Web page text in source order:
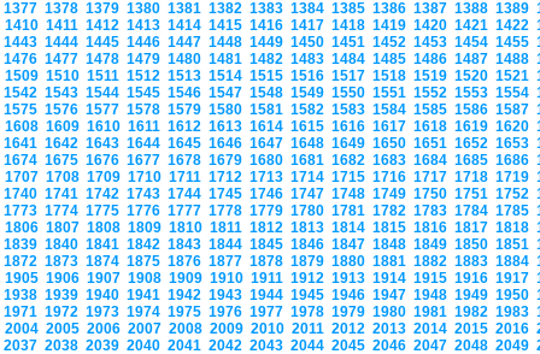
1377 1378 1379 1380 1381 1382 1383 1384 1385 1386 1387 1388 1389
1410 1411 1412 1413 1414 1415 1416 1417 1418 1419 1420 1421 1422
1443 1444 1445 1446 1447 1448 1449 1450 1451 1452 1453 1454 1455
1476 1477 1478 1479 1480 1481 1482 1483 1484 1485 1486 1487 1488
1509 1510 1511 1512 1513 1514 1515 1516 1517 1518 1519 1520 1521
1542 1543 1544 1545 1546 1547 1548 1549 1550 1551 1552 1553 1554
1575 1576 1577 1578 1579 1580 1581 1582 1583 1584 1585 1586 1587
1608 1609 1610 1611 1612 1613 1614 1615 1616 1617 1618 1619 1620
1641 1642 1643 1644 1645 1646 1647 1648 1649 1650 1651 1652 1653
1674 1675 1676 1677 1678 1679 1680 1681 1682 1683 1684 1685 1686
1707 1708 1709 1710 1711 1712 1713 1714 1715 1716 1717 1718 1719
1740 1741 1742 1743 1744 1745 1746 1747 1748 1749 1750 1751 1752
1773 1774 1775 1776 1777 1778 1779 1780 1781 1782 1783 1784 1785
1806 1807 1808 1809 1810 1811 1812 1813 1814 1815 1816 1817 1818
1839 1840 1841 1842 1843 1844 1845 1846 1847 1848 1849 1850 1851
1872 1873 1874 1875 1876 1877 1878 1879 1880 1881 1882 1883 1884
1905 1906 1907 1908 1909 1910 1911 1912 1913 1914 1915 1916 1917
1938 1939 1940 1941 1942 1943 1944 1945 1946 1947 1948 1949 1950
1971 1972 1973 1974 1975 1976 1977 1978 1979 1980 1981 1982 1983
2004 2005 2006 2007 2008 2009 2010 2011 2012 2013 2014 2015 2016
2037 2038 2039 2040 2041 2042 2043 2044 2045 2046 2047 2048 2049